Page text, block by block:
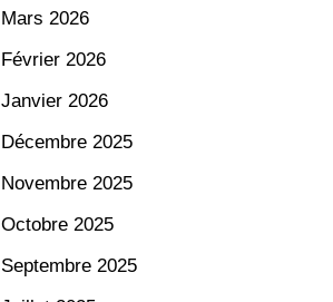
Mars 2026
Février 2026
Janvier 2026
Décembre 2025
Novembre 2025
Octobre 2025
Septembre 2025